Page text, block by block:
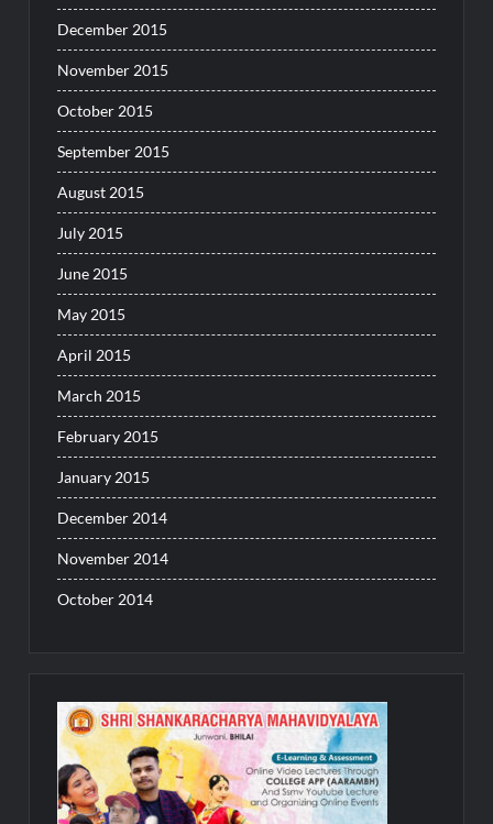
December 2015
November 2015
October 2015
September 2015
August 2015
July 2015
June 2015
May 2015
April 2015
March 2015
February 2015
January 2015
December 2014
November 2014
October 2014